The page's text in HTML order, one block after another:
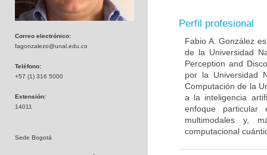
Correo electrónico:
fagonzalezo@unal.edu.co
Teléfono:
+57 (1) 316 5000
Extensión:
14011
Sede Bogotá
Perfil profesional
Fabio A. González
de la Universidad
Perception and
por la Universidad
Computación de la
a la inteligencia
enfoque particular
multimodales y,
computacional